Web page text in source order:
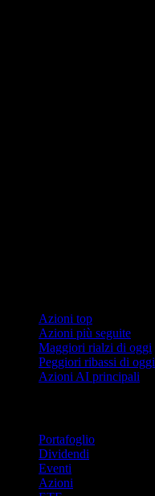
Azioni top
Azioni più seguite
Maggiori rialzi di oggi
Peggiori ribassi di oggi
Azioni AI principali
Portafoglio
Dividendi
Eventi
Azioni